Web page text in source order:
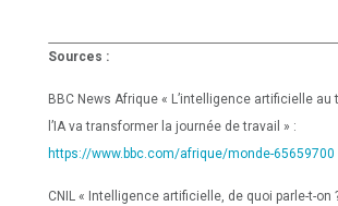
Sources :
BBC News Afrique « L’intelligence artificielle
l’IA va transformer la journée de travail » :
https://www.bbc.com/afrique/monde-65659700
CNIL « Intelligence artificielle, de quoi parle-t-on